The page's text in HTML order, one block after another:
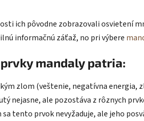
ich pôvodne zobrazovali osvietení
informačnú záťaž, no pri výbere
mandaly patria:
zlom (veštenie, negatívna energia,
nejasne, ale pozostáva z rôznych
tento prvok nevyžaduje, ale jeho